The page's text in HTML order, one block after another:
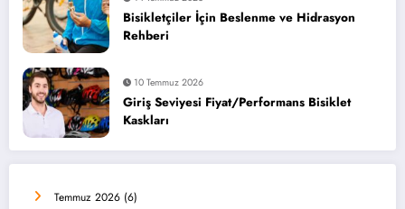
Bisikletçiler İçin Beslenme ve Hidrasyon
Rehberi
10 Temmuz 2026
Giriş Seviyesi Fiyat/Performans Bisiklet
Kaskları
Temmuz 2026 (6)